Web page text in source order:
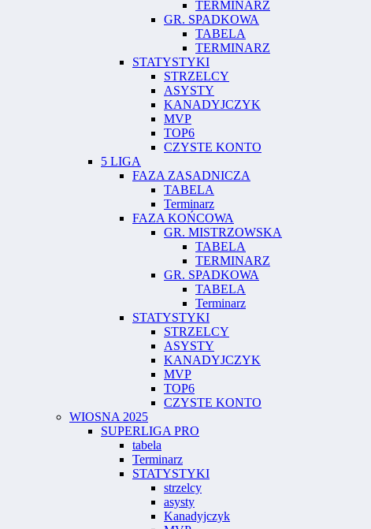
TERMINARZ
GR. SPADKOWA
TABELA
TERMINARZ
STATYSTYKI
STRZELCY
ASYSTY
KANADYJCZYK
MVP
TOP6
CZYSTE KONTO
5 LIGA
FAZA ZASADNICZA
TABELA
Terminarz
FAZA KOŃCOWA
GR. MISTRZOWSKA
TABELA
TERMINARZ
GR. SPADKOWA
TABELA
Terminarz
STATYSTYKI
STRZELCY
ASYSTY
KANADYJCZYK
MVP
TOP6
CZYSTE KONTO
WIOSNA 2025
SUPERLIGA PRO
tabela
Terminarz
STATYSTYKI
strzelcy
asysty
Kanadyjczyk